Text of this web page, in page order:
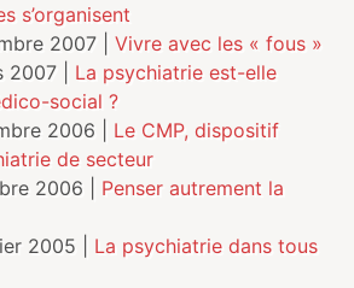
s’organisent
2007 | Vivre avec les « fous »
2007 | La psychiatrie est-elle
social ?
2006 | Le CMP, dispositif
de secteur
2006 | Penser autrement la
2005 | La psychiatrie dans tous